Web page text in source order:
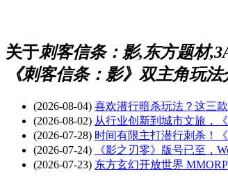
关于刺客信条：影,东方题材
《刺客信条：影》双主角玩法
(2026-08-04) 喜欢潜行暗杀玩法？这三
(2026-08-02) 从行业创新到城市文旅，
(2026-07-28) 时间有限主打潜行刺杀！
(2026-07-24)
《影之刃零》版号已至，
(2026-07-23) 东方玄幻开放世界